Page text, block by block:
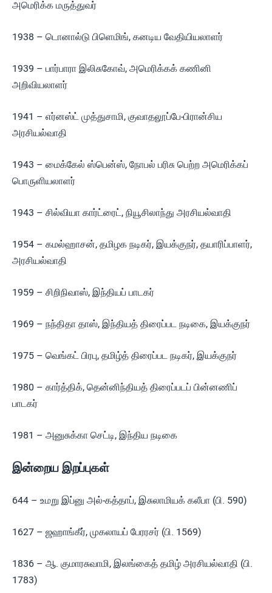
அமெரிக்க மருத்துவர்
1938 – டொனால்டு பிளெமிங், கனடிய வேதியியலாளர்
1939 – பார்பாரா இலிசுகோவ், அமெரிக்கக் கணினி
அறிவியலாளர்
1941 – எர்னஸ்ட் முத்துசாமி, குவாதலூப்பே-பிரான்சிய
அரசியல்வாதி
1943 – மைக்கேல் ஸ்பென்ஸ், நோபல் பரிசு பெற்ற அமெரிக்கப்
பொருளியலாளர்
1943 – சில்வியா கார்ட்ரைட், நியூசிலாந்து அரசியல்வாதி
1954 – கமல்ஹாசன், தமிழக நடிகர், இயக்குநர், தயாரிப்பாளர்,
அரசியல்வாதி
1959 – சிறிநிவாஸ், இந்தியப் பாடகர்
1969 – நந்திதா தாஸ், இந்தியத் திரைப்பட நடிகை, இயக்குநர்
1975 – வெங்கட் பிரபு, தமிழ்த் திரைப்பட நடிகர், இயக்குநர்
1980 – கார்த்திக், தென்னிந்தியத் திரைப்படப் பின்னணிப்
பாடகர்
1981 – அனுசுக்கா செட்டி, இந்திய நடிகை
இன்றைய இறப்புகள்
644 – உமறு இப்னு அல்-கத்தாப், இசுலாமியக் கலீபா (பி. 590)
1627 – ஜஹாங்கீர், முகலாயப் பேரரசர் (பி. 1569)
1836 – ஆ. குமாரசுவாமி, இலங்கைத் தமிழ் அரசியல்வாதி (பி.
1783)